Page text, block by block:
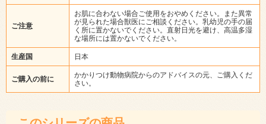
ご注意
お肌に合わない場合ご使用をおやめください。また異常
が見られた場合獣医にご相談ください。乳幼児の手の届
く所に置かないでください。直射日光を避け、高温多湿
な場所には置かないでください。
生産国 日本
ご購入の前に
かかりつけ動物病院からのアドバイスの元、ご購入くだ
さい。